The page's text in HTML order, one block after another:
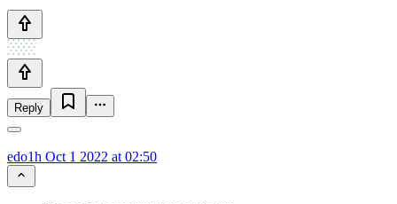
Reply
edo1h Oct 1 2022 at 02:50